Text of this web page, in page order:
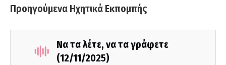
Προηγούμενα Ηχητικά Εκπομπής
Να τα λέτε, να τα γράφετε
(12/11/2025)